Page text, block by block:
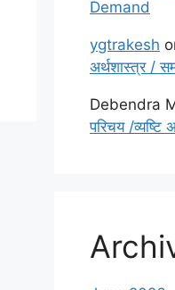
Demand
ygtrakesh
अर्थशास्त्र /
Debendra
परिचय /व्यष्टि